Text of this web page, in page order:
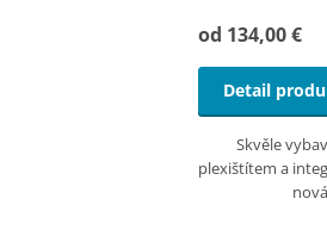
od 134,00 €
Detail
Skvěle
plexištítem a